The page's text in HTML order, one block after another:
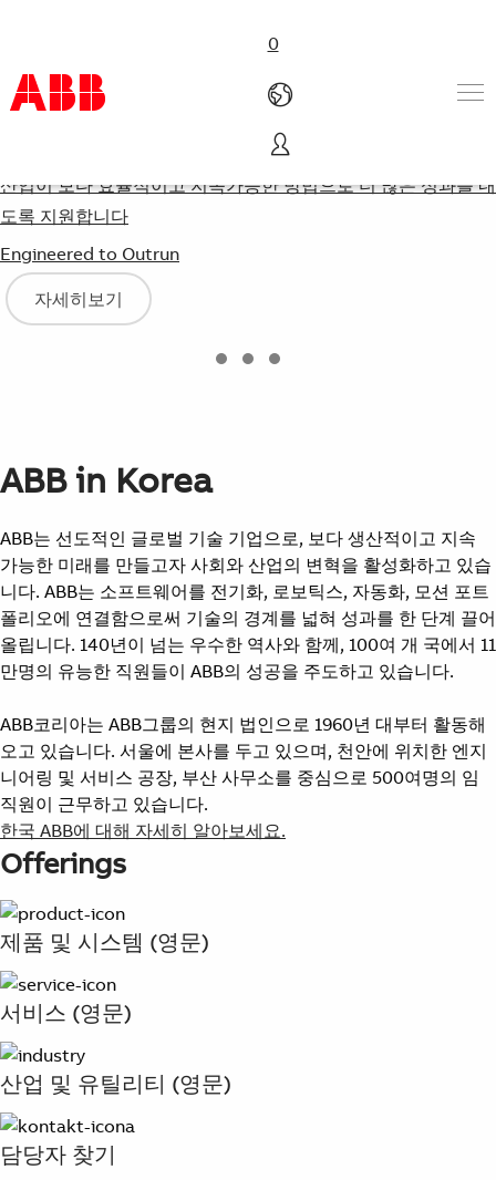
0
제품 및 솔루션
산업
경력
ABB 일반정보
연락처
Suggestions
Products
See more products
Shopping list preview
0
산업이 보다 효율적이고 지속가능한 방법으로 더 많은 성과를 내
도록 지원합니다
Engineered to Outrun
자세히보기
ABB in Korea
ABB는 선도적인 글로벌 기술 기업으로, 보다 생산적이고 지속
가능한 미래를 만들고자 사회와 산업의 변혁을 활성화하고 있습
니다. ABB는 소프트웨어를 전기화, 로보틱스, 자동화, 모션 포트
폴리오에 연결함으로써 기술의 경계를 넓혀 성과를 한 단계 끌어
올립니다. 140년이 넘는 우수한 역사와 함께, 100여 개 국에서 11
만명의 유능한 직원들이 ABB의 성공을 주도하고 있습니다.
ABB코리아는 ABB그룹의 현지 법인으로 1960년 대부터 활동해
오고 있습니다. 서울에 본사를 두고 있으며, 천안에 위치한 엔지
니어링 및 서비스 공장, 부산 사무소를 중심으로 500여명의 임
직원이 근무하고 있습니다.
한국 ABB에 대해 자세히 알아보세요.
Offerings
제품 및 시스템 (영문)
서비스 (영문)
산업 및 유틸리티 (영문)
담당자 찾기